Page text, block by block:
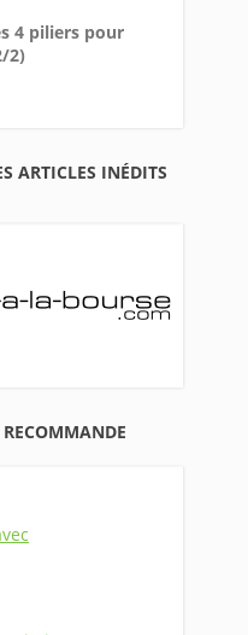
4 piliers pour
2)
ARTICLES INÉDITS